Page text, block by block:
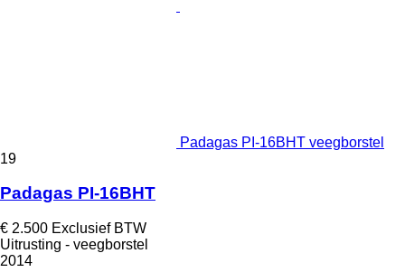
Padagas PI-16BHT veegborstel
19
Padagas PI-16BHT
€ 2.500 Exclusief BTW
Uitrusting - veegborstel
2014